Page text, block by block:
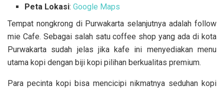
Peta Lokasi:Google Maps
Tempat nongkrong di Purwakarta selanjutnya adalah follow
mie Cafe. Sebagai salah satu coffee shop yang ada di kota
Purwakarta sudah jelas jika kafe ini menyediakan menu
utama kopi dengan biji kopi pilihan berkualitas premium.
Para pecinta kopi bisa mencicipi nikmatnya seduhan kopi